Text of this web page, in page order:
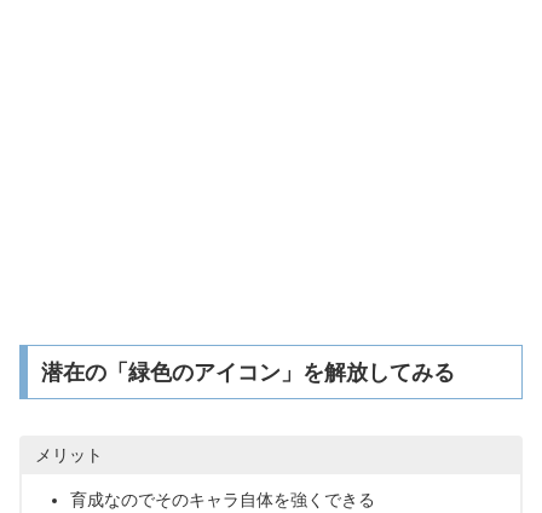
潜在の「緑色のアイコン」を解放してみる
メリット
育成なのでそのキャラ自体を強くできる